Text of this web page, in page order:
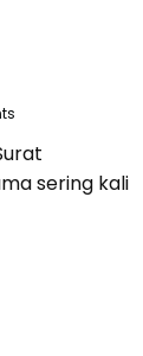
sering kali